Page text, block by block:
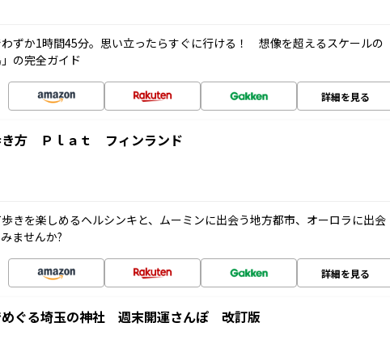
ずか1時間45分。思い立ったらすぐに行ける！ 想像を超えるスケールの
の完全ガイド
詳細を見る
方 Ｐｌａｔ フィンランド
きを楽しめるヘルシンキと、ムーミンに出会う地方都市、オーロラに出会
ませんか?
詳細を見る
ぐる埼玉の神社 週末開運さんぽ 改訂版